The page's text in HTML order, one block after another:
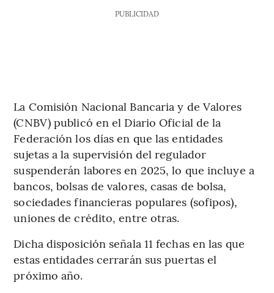
PUBLICIDAD
La Comisión Nacional Bancaria y de Valores
(CNBV) publicó en el Diario Oficial de la
Federación los días en que las entidades
sujetas a la supervisión del regulador
suspenderán labores en 2025, lo que incluye a
bancos, bolsas de valores, casas de bolsa,
sociedades financieras populares (sofipos),
uniones de crédito, entre otras.
Dicha disposición señala 11 fechas en las que
estas entidades cerrarán sus puertas el
próximo año.